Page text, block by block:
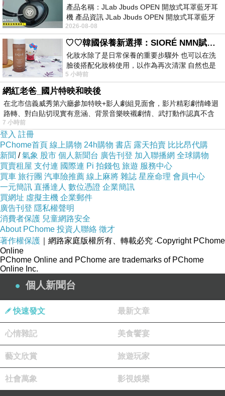
產品名稱：JLab Jbuds OPEN 開放式耳罩藍牙耳
機 產品資訊 JLab Jbuds OPEN 開放式耳罩藍牙
耳機評語：非常有特色，值得喜愛美型工
2026-08-08
♡♡韓國保養新選擇：SIORÉ NMN賦活泡泡化妝水♡♡
化妝水除了是日常保養的重要步驟外 也可以在洗
臉後搭配化妝棉使用，以作為再次清潔 自然也是
我的保養必備品項 不過，我對於化妝
5 小時前
網紅老爸_國片特映和映後
在北市信義威秀第六廳參加特映+影人劇組見面會，影片精彩劇情峰迴
路轉、對白貼切現實有意涵、背景音樂映襯劇情、武打動作認真不含
糊、
7 小時前
登入 註冊
PChome首頁 線上購物 24h購物 書店 露天拍賣 比比昂代購
新聞 /氣象 股市 個人新聞台 廣告刊登 加入聯播網 全球購物
買賣租屋 支付連 國際連 Pi 拍錢包 旅遊 服務中心
買車 旅行團 汽車險推薦 線上麻將 雜誌 星座命理 會員中心
一元簡訊 直播達人 數位憑證 企業簡訊
買網址 虛擬主機 企業郵件
廣告刊登 隱私權聲明
消費者保護 兒童網路安全
About PChome 投資人聯絡 徵才
著作權保護 ｜網路家庭版權所有、轉載必究 ‧Copyright PChome
Online
PChome Online and PChome are trademarks of PChome
Online Inc.
個人新聞台
快速發文 最新文章
心情雜記 美食饗宴
藝文欣賞 旅遊玩家
社會萬象 影視娛樂